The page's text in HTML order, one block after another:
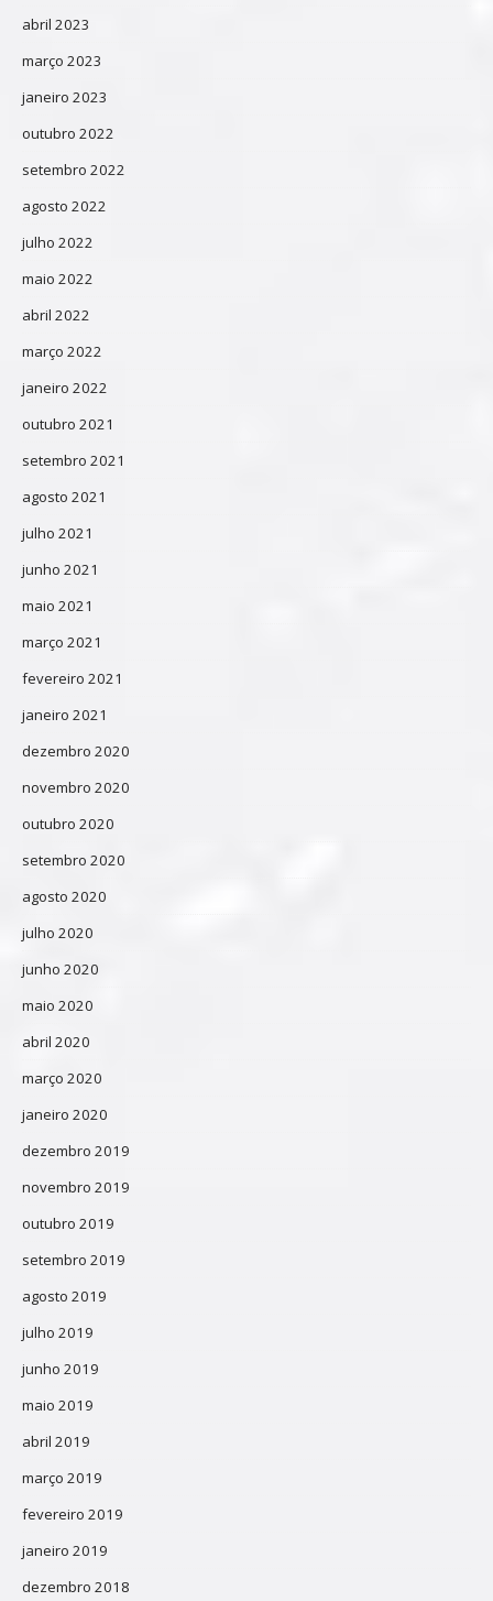
abril 2023
março 2023
janeiro 2023
outubro 2022
setembro 2022
agosto 2022
julho 2022
maio 2022
abril 2022
março 2022
janeiro 2022
outubro 2021
setembro 2021
agosto 2021
julho 2021
junho 2021
maio 2021
março 2021
fevereiro 2021
janeiro 2021
dezembro 2020
novembro 2020
outubro 2020
setembro 2020
agosto 2020
julho 2020
junho 2020
maio 2020
abril 2020
março 2020
janeiro 2020
dezembro 2019
novembro 2019
outubro 2019
setembro 2019
agosto 2019
julho 2019
junho 2019
maio 2019
abril 2019
março 2019
fevereiro 2019
janeiro 2019
dezembro 2018